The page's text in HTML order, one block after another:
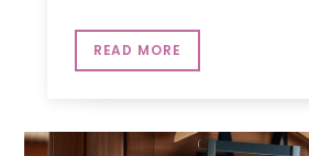
READ MORE